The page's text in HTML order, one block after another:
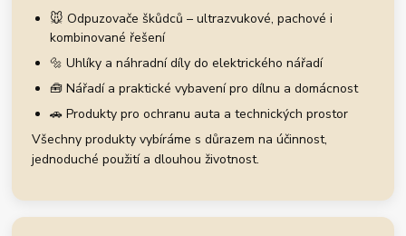
🐭 Odpuzovače škůdců – ultrazvukové, pachové i
kombinované řešení
🔩 Uhlíky a náhradní díly do elektrického nářadí
🧰 Nářadí a praktické vybavení pro dílnu a domácnost
🚗 Produkty pro ochranu auta a technických prostor
Všechny produkty vybíráme s důrazem na účinnost,
jednoduché použití a dlouhou životnost.